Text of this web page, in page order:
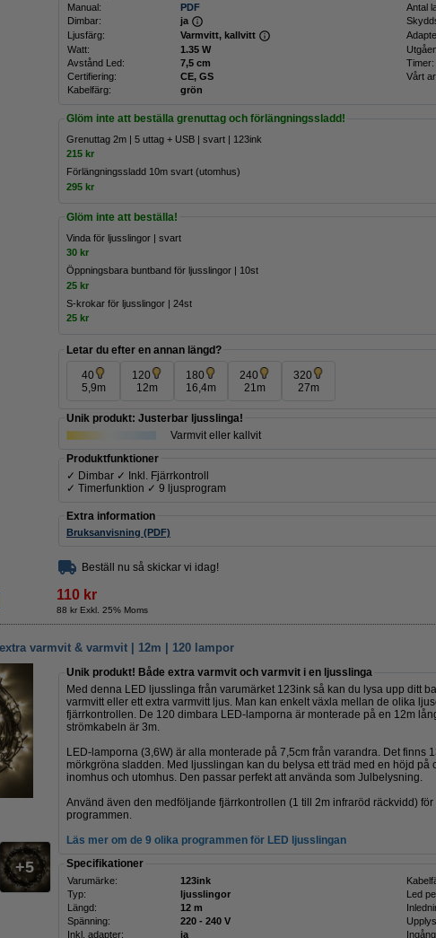
Manual:
PDF Antal
Dimbar:
ja
Ljusfärg:
Varmvitt, kallvitt
Watt:
1.35 W
Avstånd Led:
7,5 cm Timer:
Certifiering:
CE, GS Vårt
Kabelfärg:
grön
Glöm inte att beställa grenuttag och förlängningssladd!
Grenuttag 2m | 5 uttag + USB | svart | 123ink
215 kr
​​​​​​​​​​​​​​​​​​​​​Förlängningssladd 10m svart (utomhus)
295 kr
Glöm inte att beställa!
Vinda för ljusslingor | svart
30 kr
Öppningsbara buntband för ljusslingor | 10st
25 kr
S-krokar för ljusslingor | 24st
25 kr
Letar du efter en annan längd?
40
5,9m
120
12m
180
16,4m
240
21m
320
27m
Unik produkt: Justerbar ljusslinga!
Varmvit eller kallvit
Produktfunktioner
✓ Dimbar ✓ Inkl. Fjärrkontroll
✓ Timerfunktion ✓ 9 ljusprogram
Extra information
Bruksanvisning (PDF)
Beställ nu så skickar vi idag!
110 kr
88 kr Exkl. 25% Moms
varmvit & varmvit | 12m | 120 lampor
5
Unik produkt! Både extra varmvit och varmvit i en ljusslinga
Med denna LED ljusslinga från varumärket 123ink så kan du lysa upp ditt
varmvitt eller ett extra varmvitt ljus. Man kan enkelt växla mellan de olika
fjärrkontrollen. De 120 dimbara LED-lamporna är monterade på en 12m
strömkabeln är 3m.
LED-lamporna (3,6W) är alla monterade på 7,5cm från varandra. Det finns
mörkgröna sladden. Med ljusslingan kan du belysa ett träd med en höjd
inomhus och utomhus. Den passar perfekt att använda som Julbelysning.
Använd även den medföljande fjärrkontrollen (1 till 2m infraröd räckvidd)
programmen.
Läs mer om de 9 olika programmen för LED ljusslingan
Specifikationer
Varumärke: 123ink
Typ:
ljusslingor Led
Längd:
12 m
Spänning:
220 - 240 V
Inkl. adapter:
ja